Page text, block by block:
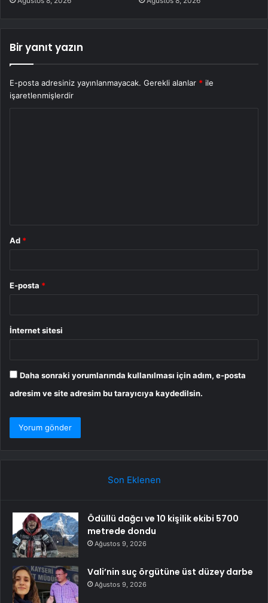
Bir yanıt yazın
E-posta adresiniz yayınlanmayacak. Gerekli alanlar * ile
işaretlenmişlerdir
Ad *
E-posta *
İnternet sitesi
Daha sonraki yorumlarımda kullanılması için adım, e-posta
adresim ve site adresim bu tarayıcıya kaydedilsin.
Son Eklenen
Ödüllü dağcı ve 10 kişilik ekibi 5700
metrede dondu
Ağustos 9, 2026
Vali’nin suç örgütüne üst düzey darbe
Ağustos 9, 2026